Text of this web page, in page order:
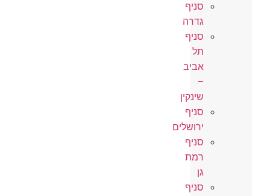
סניף
גדרה
סניף
אביב
שינקין
סניף
ירושלים
סניף
רמת
סניף